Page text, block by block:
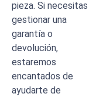
pieza. Si necesitas
gestionar una
garantía o
devolución,
estaremos
encantados de
ayudarte de